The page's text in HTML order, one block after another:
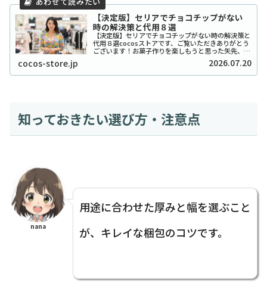
【決定版】セリアでチョコチップがない
時の解決策と代用８選
【決定版】セリアでチョコチップがない時の解決策と
代用８選cocosストアです、ご覧いただきありがとう
ございます！お菓子作りを楽しもうと思った矢先、セ
リアでチョコチップが「ない！」と困ったことはあり
ませんか？実は私も、クッキーを焼こうとした日...
cocos-store.jp 2026.07.20
知っておきたい選び方・注意点
nana
用途に合わせた厚みと幅を選ぶこと
が、キレイな梱包のコツです。